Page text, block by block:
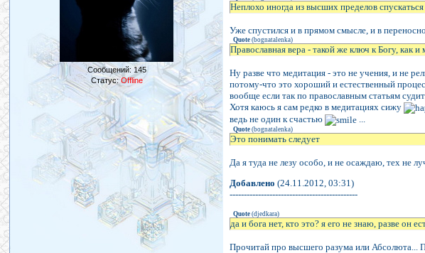
Сообщений: 145
Статус:Offline
Неплохо иногда из высших пределов
Уже спустился и в прямом смысле, и в
Quote (bognatalenka)
Православная вера - такой же ключ к Богу, как
Ну разве что медитация - это не учения, и не
потому-что это хороший и естественный
вообще если так по православным статьям
Хотя каюсь я сам редко в медитациях сижу
ведь не один к счастью
Quote (bognatalenka)
Это понимать следует
Да я туда не лезу особо, и не осаждаю, тех не
Добавлено (24.11.2012, 03:31)
---------------------------------------------
Quote (djedkara)
да и бога нет, кто это? я его не знаю, разве он
Прочитай про высшего разума или Абсолюта...